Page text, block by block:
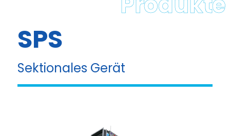
BO-G, BD-G,
SPS-G
Garagenzentralen